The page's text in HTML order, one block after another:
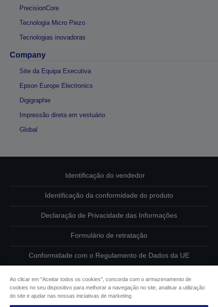
PrecisionCore
Tecnologia Micro Piezo
Tecnologias inovadoras
Company
Site da Equipa Executiva
Epson Europe Electronics
Digigraphie
Impressão direta em vestuário
Global
Identificação do vendedor
Identificação da conformidade do produto
Declaração de Privacidade das Informações
Formulário de retratação
Conformidade com o Regulamento de Dados da UE
Informações sobre cookies
Ao clicar em "Aceitar todos os cookies", concorda com o armazenamento de
cookies no seu dispositivo para melhorar a navegação no site, analisar a utilização
do site e ajudar nas nossas iniciativas de marketing.